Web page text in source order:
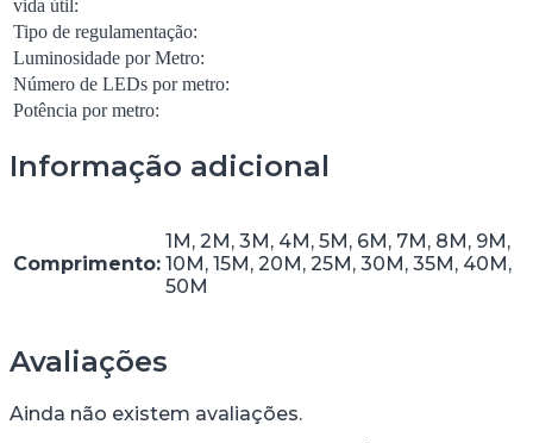
vida útil:
Tipo de regulamentação:
Luminosidade por Metro:
Número de LEDs por metro:
Potência por metro:
Informação adicional
Comprimento:
1M, 2M, 3M, 4M, 5M, 6M, 7M, 8M, 9M,
10M, 15M, 20M, 25M, 30M, 35M, 40M,
50M
Avaliações
Ainda não existem avaliações.